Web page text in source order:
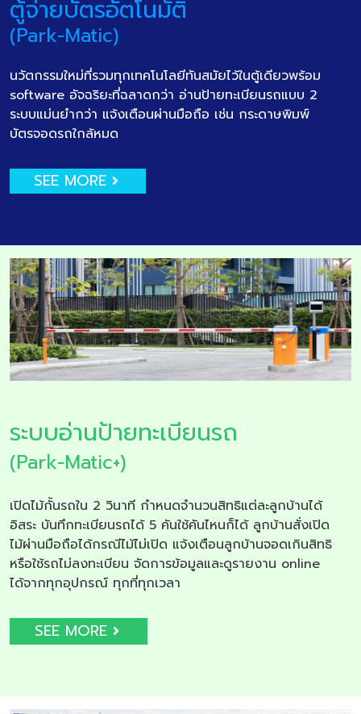
ตู้จ่ายบัตรอัตโนมัติ
(Park-Matic)
นวัตกรรมใหม่ที่รวมทุกเทคโนโลยีทันสมัยไว้ในตู้เดียวพร้อม
software อัจฉริยะที่ฉลาดกว่า อ่านป้ายทะเบียนรถแบบ 2
ระบบแม่นยำกว่า แจ้งเตือนผ่านมือถือ เช่น กระดาษพิมพ์
บัตรจอดรถใกล้หมด
SEE MORE
ระบบอ่านป้ายทะเบียนรถ
(Park-Matic+)
เปิดไม้กั้นรถใน 2 วินาที กำหนดจำนวนสิทธิแต่ละลูกบ้านได้
อิสระ บันทึกทะเบียนรถได้ 5 คันใช้คันไหนก็ได้ ลูกบ้านสั่งเปิด
ไม้ผ่านมือถือได้กรณีไม้ไม่เปิด แจ้งเตือนลูกบ้านจอดเกินสิทธิ
หรือใช้รถไม่ลงทะเบียน จัดการข้อมูลและดูรายงาน online
ได้จากทุกอุปกรณ์ ทุกที่ทุกเวลา
SEE MORE